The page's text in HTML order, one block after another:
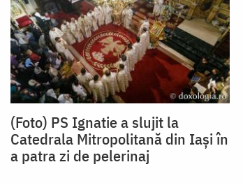
(Foto) PS Ignatie a slujit la
Catedrala Mitropolitană din Iași în
a patra zi de pelerinaj